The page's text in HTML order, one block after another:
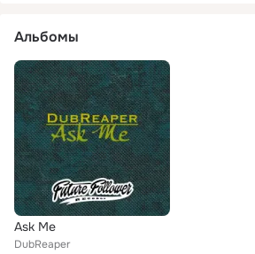
Альбомы
Ask Me
DubReaper